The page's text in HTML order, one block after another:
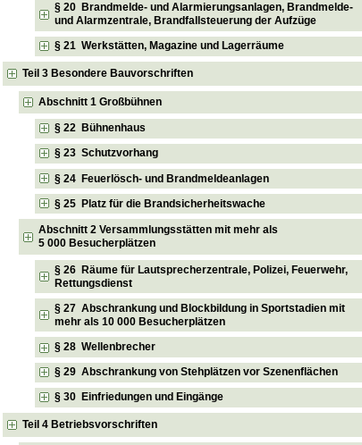
§ 20 Brandmelde- und Alarmierungsanlagen, Brandmelde-
und Alarmzentrale, Brandfallsteuerung der Aufzüge
§ 21 Werkstätten, Magazine und Lagerräume
Teil 3 Besondere Bauvorschriften
Abschnitt 1 Großbühnen
§ 22 Bühnenhaus
§ 23 Schutzvorhang
§ 24 Feuerlösch- und Brandmeldeanlagen
§ 25 Platz für die Brandsicherheitswache
Abschnitt 2 Versammlungsstätten mit mehr als
5 000 Besucherplätzen
§ 26 Räume für Lautsprecherzentrale, Polizei, Feuerwehr,
Rettungsdienst
§ 27 Abschrankung und Blockbildung in Sportstadien mit
mehr als 10 000 Besucherplätzen
§ 28 Wellenbrecher
§ 29 Abschrankung von Stehplätzen vor Szenenflächen
§ 30 Einfriedungen und Eingänge
Teil 4 Betriebsvorschriften